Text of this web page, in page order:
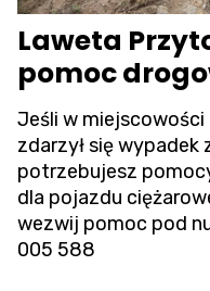
Laweta
pomoc
Jeśli w
zdarzył się wypadek
potrzebujesz
dla pojazdu
wezwij pomoc pod
005 588